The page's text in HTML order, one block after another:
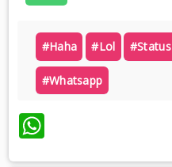
#haha #lol #status
#whatsapp
WhatsApp